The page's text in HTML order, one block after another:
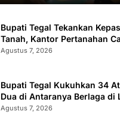
Bupati Tegal Tekankan
Tanah, Kantor Pertanahan
Sertifikat Terbit
Agustus 7, 2026
Bupati Tegal Kukuhkan 34
Dua di Antaranya Berlaga di
Agustus 7, 2026